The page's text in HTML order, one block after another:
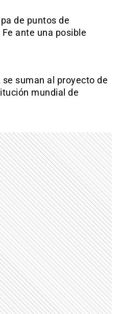
de puntos de
ante una posible
suman al proyecto de
mundial de